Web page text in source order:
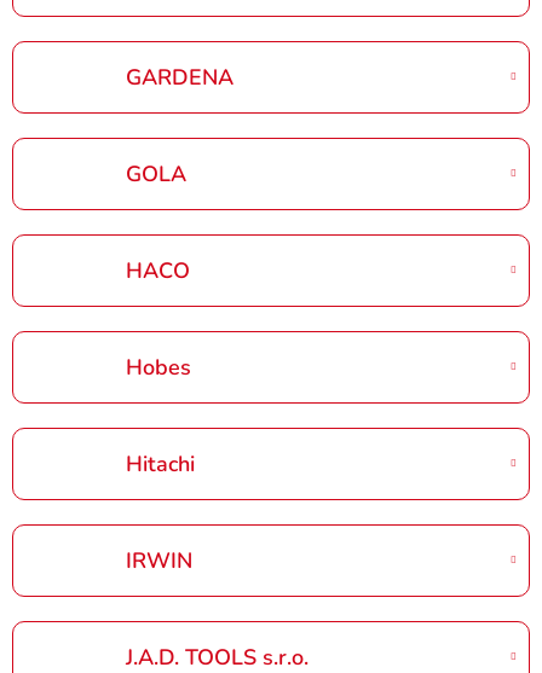
GARDENA
GOLA
HACO
Hobes
Hitachi
IRWIN
J.A.D. TOOLS s.r.o.